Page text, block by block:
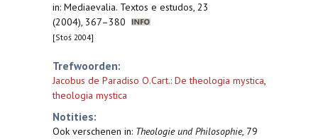
in: Mediaevalia. Textos e estudos, 23
(2004), 367–380
[Stoś 2004]
Trefwoorden:
Jacobus de Paradiso O.Cart.: De theologia mystica,
theologia mystica
Notities:
Ook verschenen in: Theologie und Philosophie, 79